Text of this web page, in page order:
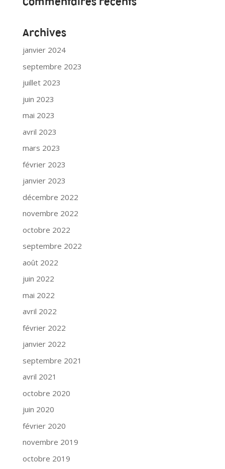
Commentaires récents
Archives
janvier 2024
septembre 2023
juillet 2023
juin 2023
mai 2023
avril 2023
mars 2023
février 2023
janvier 2023
décembre 2022
novembre 2022
octobre 2022
septembre 2022
août 2022
juin 2022
mai 2022
avril 2022
février 2022
janvier 2022
septembre 2021
avril 2021
octobre 2020
juin 2020
février 2020
novembre 2019
octobre 2019